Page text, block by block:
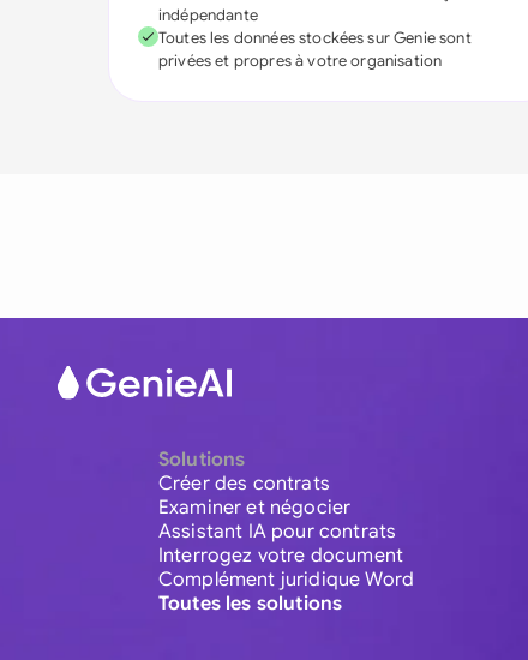
indépendante
Toutes les données stockées sur Genie sont
privées et propres à votre organisation
Solutions
Créer des contrats
Examiner et négocier
Assistant IA pour contrats
Interrogez votre document
Complément juridique Word
Toutes les solutions